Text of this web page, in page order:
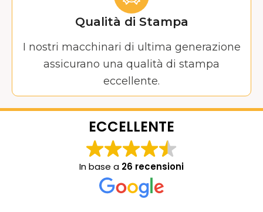
Qualità di Stampa
I nostri macchinari di ultima generazione
assicurano una qualità di stampa
eccellente.
ECCELLENTE
In base a 26 recensioni